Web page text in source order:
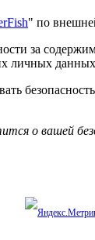
" по
за
личных
о вашей